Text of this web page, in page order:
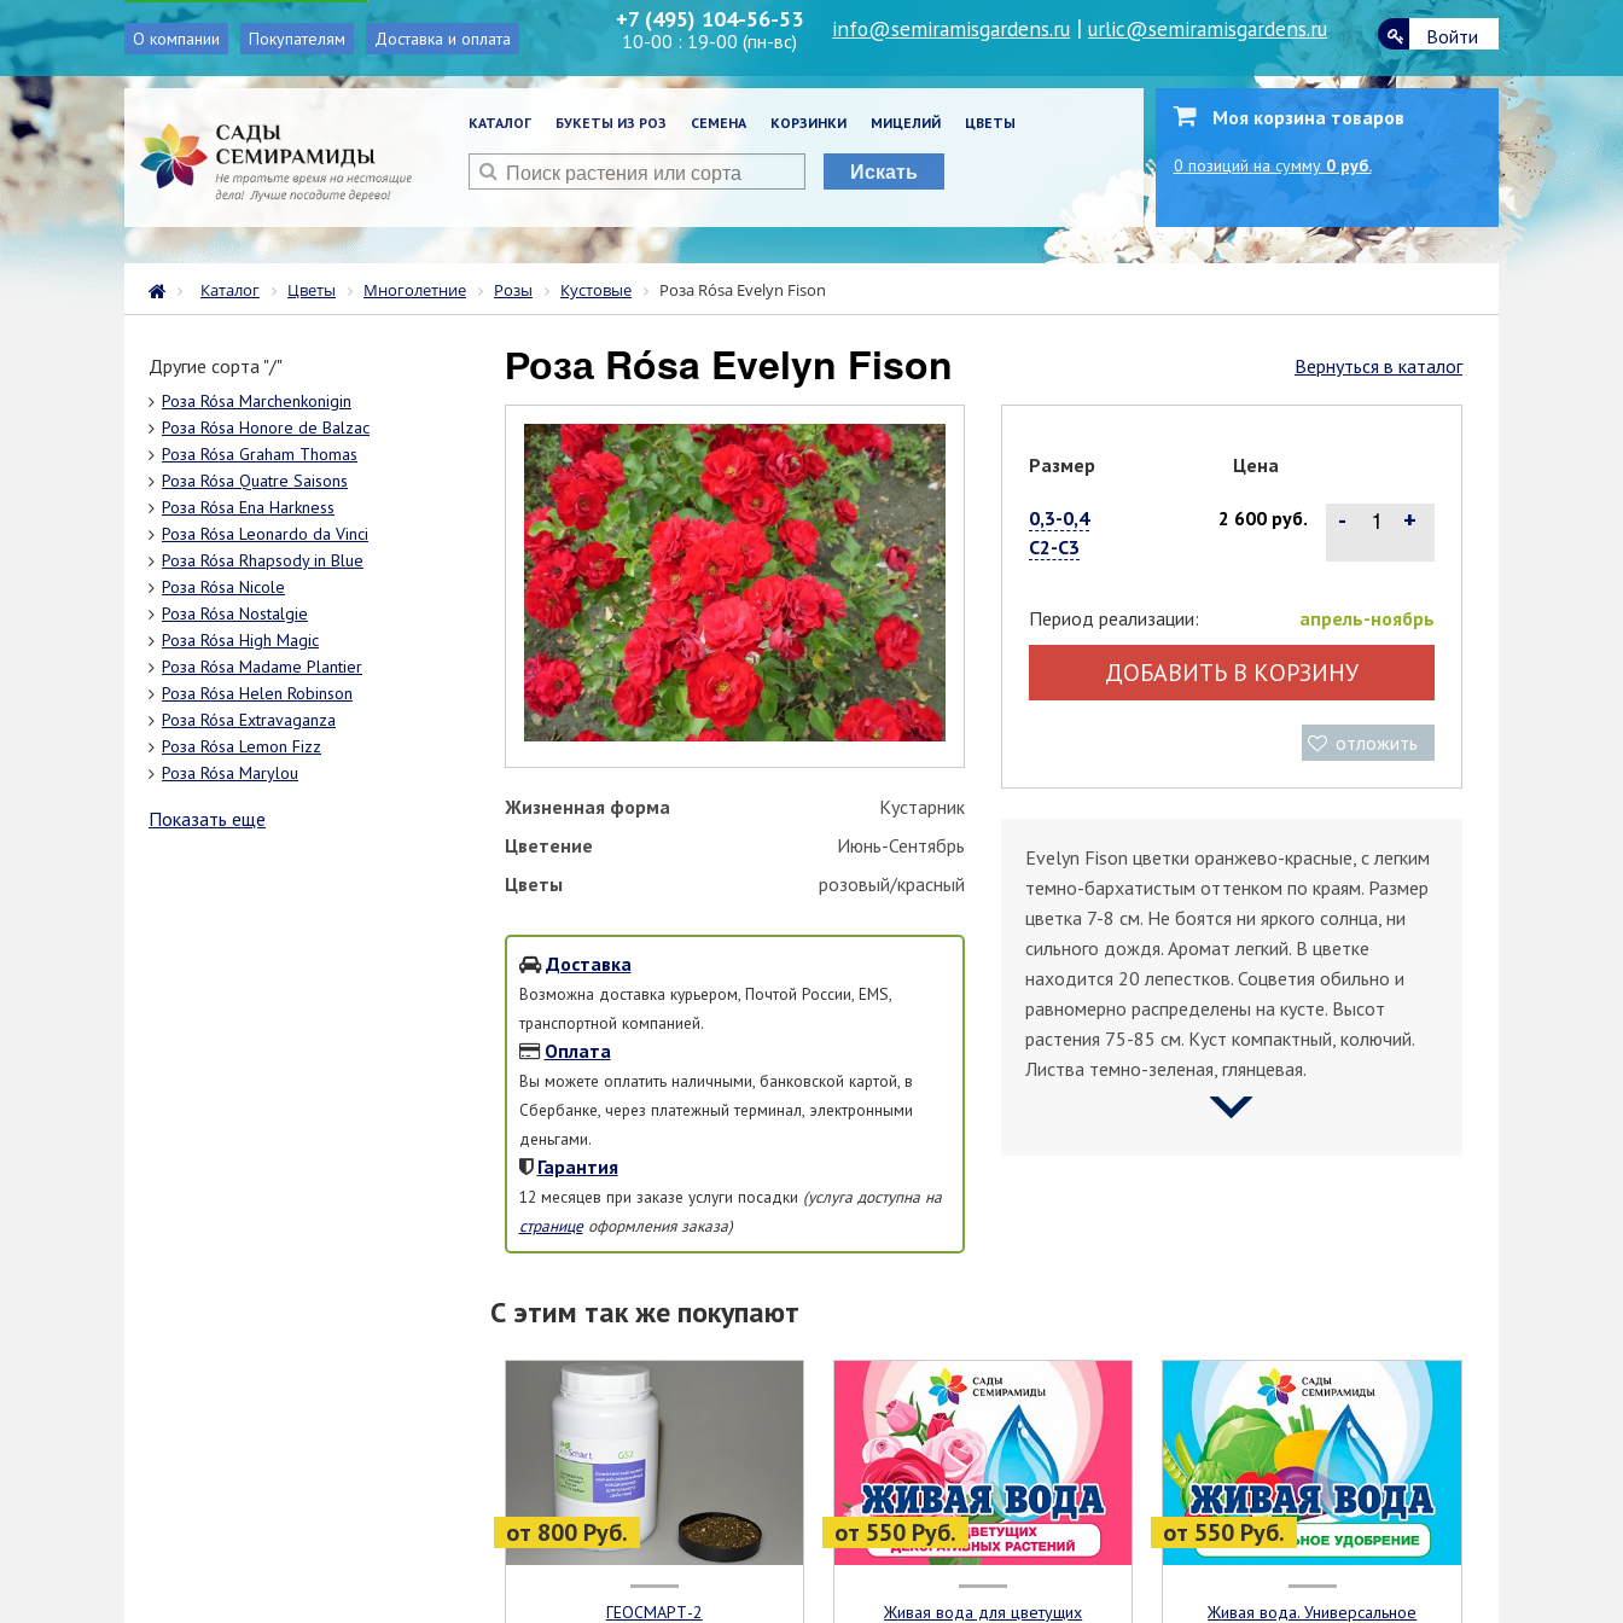
О компании Покупателям Доставка и оплата
+7 (495) 104-56-53
10-00 : 19-00 (пн-вс) info@semiramisgardens.ru |urlic@semiramisgardens.ru Войти
КАТАЛОГ БУКЕТЫ ИЗ РОЗ СЕМЕНА КОРЗИНКИ МИЦЕЛИЙ ЦВЕТЫ
Искать
Моя корзина товаров
0 позиций на сумму 0 руб.
Каталог Цветы Многолетние Розы Кустовые Роза Rósa Evelyn Fison
Другие сорта "/"
Роза Rósa Marchenkonigin
Роза Rósa Honore de Balzac
Роза Rósa Graham Thomas
Роза Rósa Quatre Saisons
Роза Rósa Ena Harkness
Роза Rósa Leonardo da Vinci
Роза Rósa Rhapsody in Blue
Роза Rósa Nicole
Роза Rósa Nostalgie
Роза Rósa High Magic
Роза Rósa Madame Plantier
Роза Rósa Helen Robinson
Роза Rósa Extravaganza
Роза Rósa Lemon Fizz
Роза Rósa Marylou
Показать еще
Вернуться в каталог
Роза Rósa Evelyn Fison
Жизненная форма
Кустарник
Цветение
Июнь-Сентябрь
Цветы
розовый/красный
Доставка
Возможна доставка курьером, Почтой России, EMS,
транспортной компанией.
Оплата
Вы можете оплатить наличными, банковской картой, в
Сбербанке, через платежный терминал, электронными
деньгами.
Гарантия
12 месяцев при заказе услуги посадки (услуга доступна на
страницеоформления заказа)
Размер Цена
0,3-0,4
С2-С3
2 600 руб. - +
Период реализации: апрель-ноябрь
ДОБАВИТЬ В КОРЗИНУ
отложить
Evelyn Fison цветки оранжево-красные, с легким
темно-бархатистым оттенком по краям. Размер
цветка 7-8 см. Не боятся ни яркого солнца, ни
сильного дождя. Аромат легкий. В цветке
находится 20 лепестков. Соцветия обильно и
равномерно распределены на кусте. Высот
растения 75-85 см. Куст компактный, колючий.
Листва темно-зеленая, глянцевая.
С этим так же покупают
от 800 Руб.
ГЕОСМАРТ-2
от 550 Руб.
Живая вода для цветущих
от 550 Руб.
Живая вода. Универсальное